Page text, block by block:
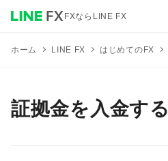
ホーム LINE FX はじめてのFX
証拠金を入金する
FXならLINE FX